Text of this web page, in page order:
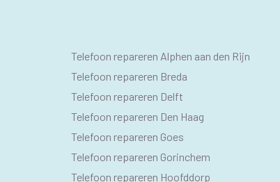
SEO
PAGINA'S
Telefoon repareren Alphen aan den Rijn
Telefoon repareren Breda
Telefoon repareren Delft
Telefoon repareren Den Haag
Telefoon repareren Goes
Telefoon repareren Gorinchem
Telefoon repareren Hoofddorp